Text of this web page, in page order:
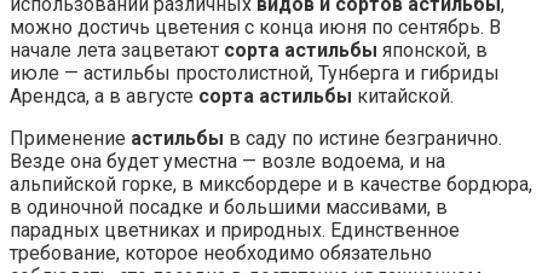
можно достичь цветения с конца июня по сентябрь. В
начале лета зацветают сорта астильбы японской, в
июле — астильбы простолистной, Тунберга и гибриды
Арендса, а в августе сорта астильбы китайской.
Применение астильбы в саду по истине безгранично.
Везде она будет уместна — возле водоема, и на
альпийской горке, в миксбордере и в качестве бордюра,
в одиночной посадке и большими массивами, в
парадных цветниках и природных. Единственное
требование, которое необходимо обязательно